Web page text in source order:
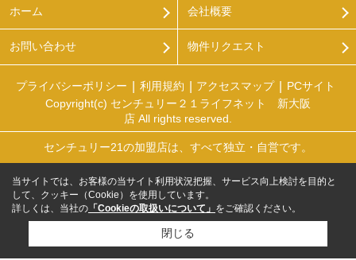
ホーム 会社概要
お問い合わせ 物件リクエスト
プライバシーポリシー 利用規約 アクセスマップ
PCサイト
Copyright(c) センチュリー２１ライフネット 新大阪
店 All rights reserved.
センチュリー21の加盟店は、すべて独立・自営です。
当サイトでは、お客様の当サイト利用状況把握、サービス向上検討を目的と
して、クッキー（Cookie）を使用しています。
詳しくは、当社の 「Cookieの取扱いについて」 をご確認ください。
閉じる